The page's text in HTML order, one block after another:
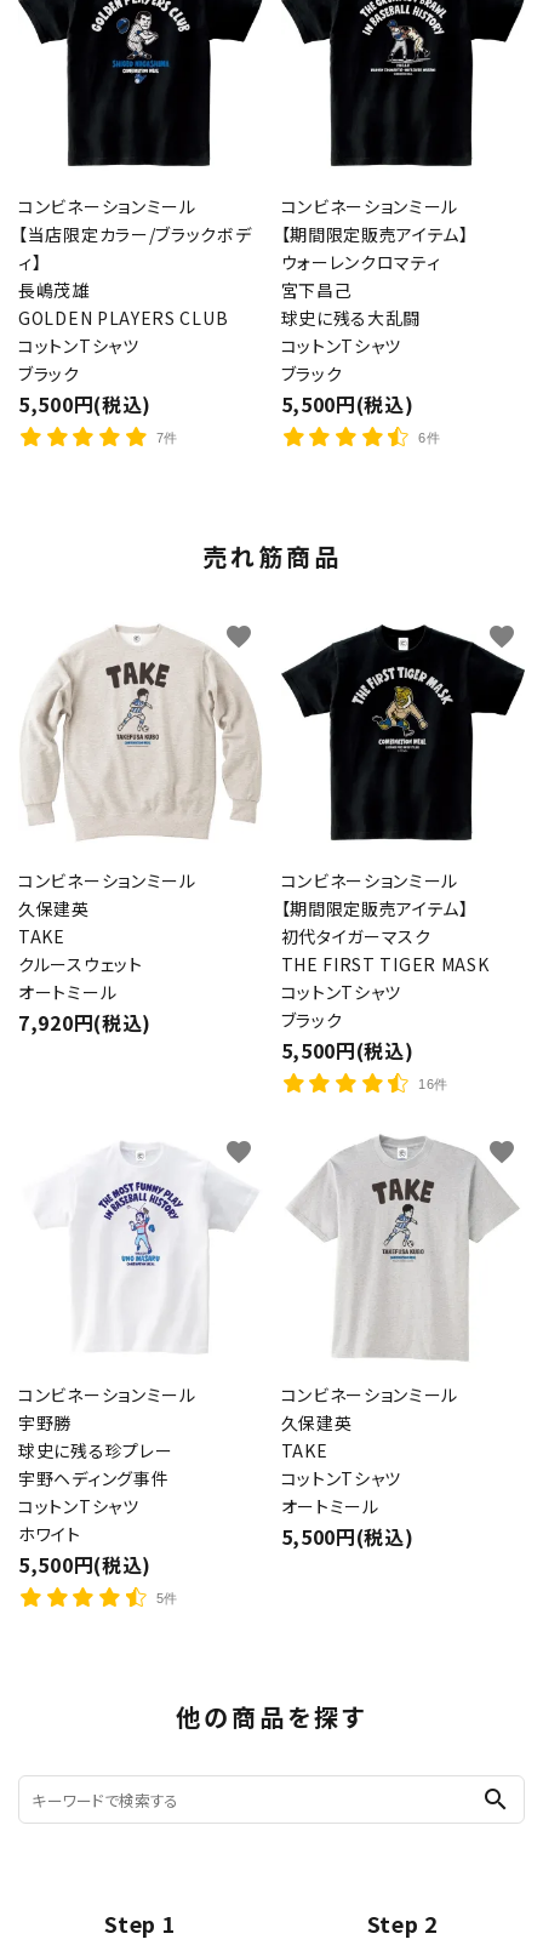
コンビネーションミール
【当店限定カラー/ブラックボデ
ィ】
長嶋茂雄
GOLDEN PLAYERS CLUB
コットンTシャツ
ブラック
5,500円(税込)
7件
コンビネーションミール
【期間限定販売アイテム】
ウォーレンクロマティ
宮下昌己
球史に残る大乱闘
コットンTシャツ
ブラック
5,500円(税込)
6件
売れ筋商品
コンビネーションミール
久保建英
TAKE
クルースウェット
オートミール
7,920円(税込)
favorite
コンビネーションミール
【期間限定販売アイテム】
初代タイガーマスク
THE FIRST TIGER MASK
コットンTシャツ
ブラック
5,500円(税込)
16件
favorite
コンビネーションミール
宇野勝
球史に残る珍プレー
宇野ヘディング事件
コットンTシャツ
ホワイト
5,500円(税込)
5件
favorite
コンビネーションミール
久保建英
TAKE
コットンTシャツ
オートミール
5,500円(税込)
favorite
他の商品を探す
search
Step 1 Step 2